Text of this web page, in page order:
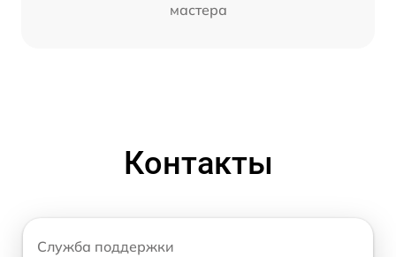
мастера
Контакты
Служба поддержки